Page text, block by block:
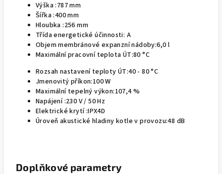
Výška :787 mm
Šířka :400 mm
Hloubka :256 mm
Třída energetické účinnosti: A
Objem membránové expanzní nádoby:6,0 l
Maximální pracovní teplota ÚT:80 °C
Rozsah nastavení teploty ÚT:40 - 80 °C
Jmenovitý příkon:100 W
Maximální tepelný výkon:107,4 %
Napájení :230 V / 50 Hz
Elektrické krytí :IPX4D
Úroveň akustické hladiny kotle v provozu:48 dB
Doplňkové parametry